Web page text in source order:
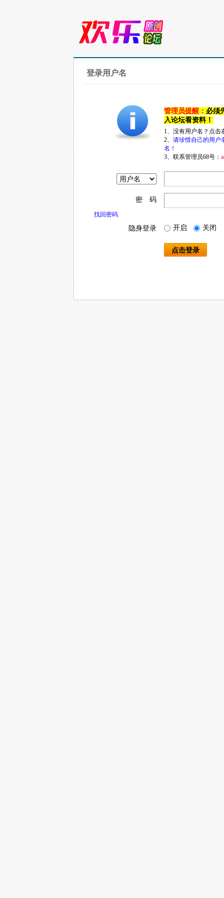
登录用户名
管理员提醒： 必须
入论坛看资料！
1、没有用户名？点
2、 请珍惜自己的用户
名！
3、联系管理员68号：
密 码
找回密码
隐身登录 开启 关闭
点击登录